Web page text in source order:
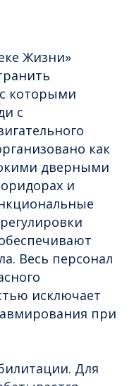
Жизни»
которыми
с
как
дверными
и
Весь персонал
исключает
при
Для